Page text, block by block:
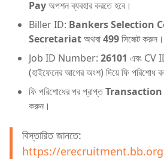
Payঅপশন ব্যবহার করতে হবে।
Biller ID: Bankers Selection
Secretariatঅথবা499সিলেক্ট করুন।
Job ID Number: 26101 এবং CV
(হাইফেনের আগের অংশ) দিয়ে ফি পরিশোধ
ফি পরিশোধের পর প্রাপ্তTransaction
করুন।
বিস্তারিত জানতে:
https://